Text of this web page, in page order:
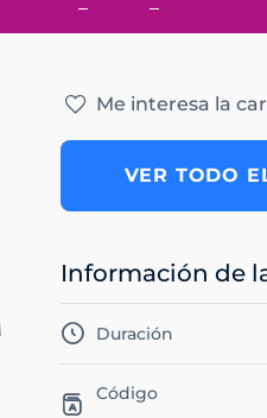
Me interesa la
VER TODO
Información de
Duración
Código